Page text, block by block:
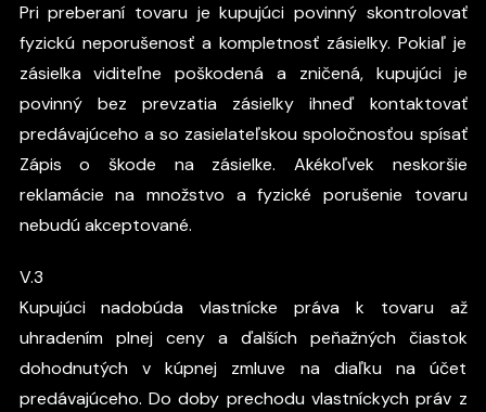
Pri preberaní tovaru je kupujúci povinný skontrolovať
fyzickú neporušenosť a kompletnosť zásielky. Pokiaľ je
zásielka viditeľne poškodená a zničená, kupujúci je
povinný bez prevzatia zásielky ihneď kontaktovať
predávajúceho a so zasielateľskou spoločnosťou spísať
Zápis o škode na zásielke. Akékoľvek neskoršie
reklamácie na množstvo a fyzické porušenie tovaru
nebudú akceptované.
V.3
Kupujúci nadobúda vlastnícke práva k tovaru až
uhradením plnej ceny a ďalších peňažných čiastok
dohodnutých v kúpnej zmluve na diaľku na účet
predávajúceho. Do doby prechodu vlastníckych práv z